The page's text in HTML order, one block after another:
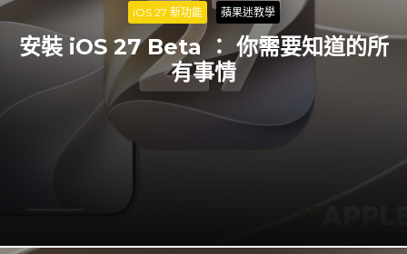
iOS 27 新功能 蘋果迷教學
安裝 iOS 27 Beta ： 你需要知道的所
有事情